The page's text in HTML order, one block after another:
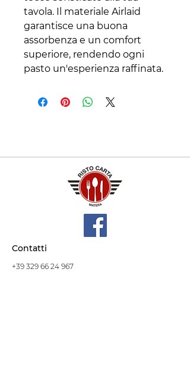
tavola. Il materiale Airlaid
garantisce una buona
assorbenza e un comfort
superiore, rendendo ogni
pasto un'esperienza raffinata.
Contatti
+39 329 66 24 967